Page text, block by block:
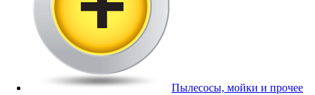
Пылесосы, мойки и прочее